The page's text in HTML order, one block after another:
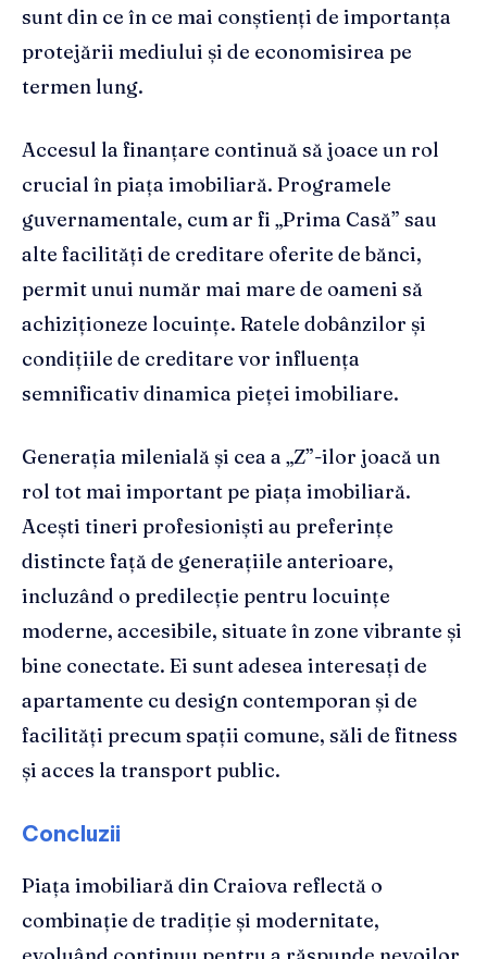
sunt din ce în ce mai conștienți de importanța
protejării mediului și de economisirea pe
termen lung.
Accesul la finanțare continuă să joace un rol
crucial în piața imobiliară. Programele
guvernamentale, cum ar fi „Prima Casă” sau
alte facilități de creditare oferite de bănci,
permit unui număr mai mare de oameni să
achiziționeze locuințe. Ratele dobânzilor și
condițiile de creditare vor influența
semnificativ dinamica pieței imobiliare.
Generația milenială și cea a „Z”-ilor joacă un
rol tot mai important pe piața imobiliară.
Acești tineri profesioniști au preferințe
distincte față de generațiile anterioare,
incluzând o predilecție pentru locuințe
moderne, accesibile, situate în zone vibrante și
bine conectate. Ei sunt adesea interesați de
apartamente cu design contemporan și de
facilități precum spații comune, săli de fitness
și acces la transport public.
Concluzii
Piața imobiliară din Craiova reflectă o
combinație de tradiție și modernitate,